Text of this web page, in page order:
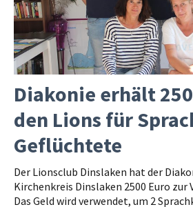
Diakonie erhält
den Lions für
Geflüchtete
Der Lionsclub Dinslaken hat der
Kirchenkreis Dinslaken 2500 Euro
Das Geld wird verwendet, um 2